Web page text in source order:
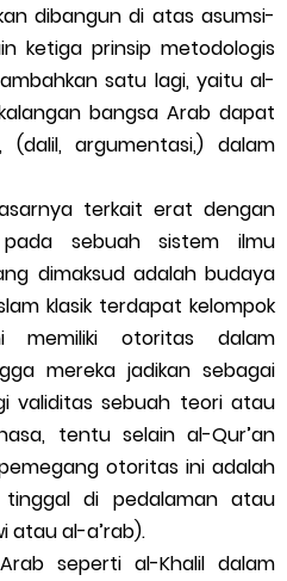
dibangun di atas asumsi-
ketiga prinsip metodologis
satu lagi, yaitu al-
bangsa Arab dapat
(dalil, argumentasi,) dalam
terkait erat dengan
sebuah sistem ilmu
dimaksud adalah budaya
klasik terdapat kelompok
memiliki otoritas dalam
mereka jadikan sebagai
validitas sebuah teori atau
tentu selain al-Qur’an
otoritas ini adalah
di pedalaman atau
atau al-a’rab).
seperti al-Khalil dalam